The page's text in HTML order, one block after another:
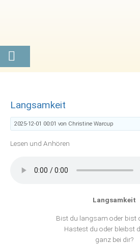
Langsamkeit
2025-12-01 00:01 von Christine Warcup
Lesen und Anhören
Langsamkeit
Bist du langsam oder bist
Hastest du oder bleibst
ganz bei dir?